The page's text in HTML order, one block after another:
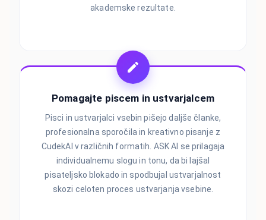
akademske rezultate.
Pomagajte piscem in ustvarjalcem
Pisci in ustvarjalci vsebin pišejo daljše članke,
profesionalna sporočila in kreativno pisanje z
CudekAI v različnih formatih. ASK AI se prilagaja
individualnemu slogu in tonu, da bi lajšal
pisateljsko blokado in spodbujal ustvarjalnost
skozi celoten proces ustvarjanja vsebine.